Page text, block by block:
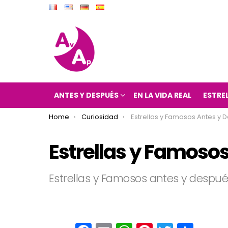
ANTES Y DESPUÉS EN LA VIDA REAL
You are here:
Home Curiosidad Estrellas y Famosos Antes y
Estrellas y
Estrellas y Famosos antes y